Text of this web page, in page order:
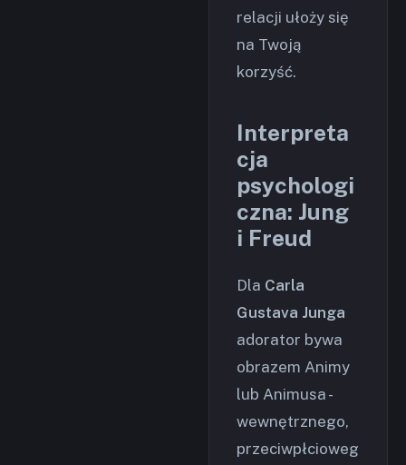
relacji ułoży się
na Twoją
korzyść.
Interpreta
cja
psychologi
czna: Jung
i Freud
Dla Carla
Gustava Junga
adorator bywa
obrazem Animy
lub Animusa -
wewnętrznego,
przeciwpłcioweg